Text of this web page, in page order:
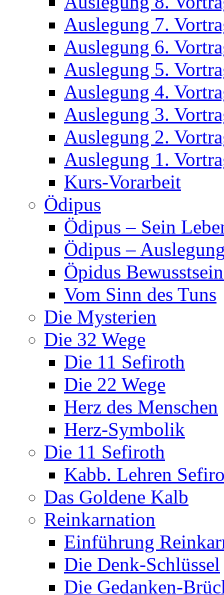
Auslegung 7.
Auslegung 6.
Auslegung 5.
Auslegung 4.
Auslegung 3.
Auslegung 2.
Auslegung 1.
Kurs-Vorarbeit
Ödipus
Ödipus – Sein
Ödipus –
Öpidus
Vom Sinn des Tuns
Die Mysterien
Die 32 Wege
Die 11 Sefiroth
Die 22 Wege
Herz des Menschen
Herz-Symbolik
Die 11 Sefiroth
Kabb. Lehren
Das Goldene Kalb
Reinkarnation
Einführung
Die Denk-Schlüssel
Die Gedanken-